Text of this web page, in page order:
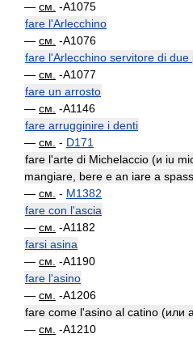
— см. -A1075
fare l'Arlecchino
— см. -A1076
fare l'Arlecchino servitore di due
— см. -A1077
fare un arrosto
— см. -A1146
fare arrugginire i denti
— см. - D171
fare l'arte di Michelaccio (и iu
mangiare, bere e an iare a
— см. - M1382
fare con l'ascia
— см. -A1182
farsi asina
— см. -A1190
fare l'asino
— см. -A1206
fare come l'asino al catino (или
— см. -A1210